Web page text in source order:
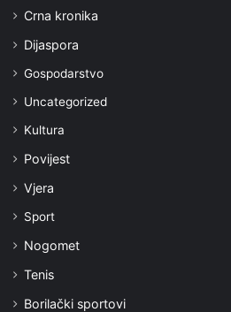
Crna kronika
Dijaspora
Gospodarstvo
Uncategorized
Kultura
Povijest
Vjera
Sport
Nogomet
Tenis
Borilački sportovi